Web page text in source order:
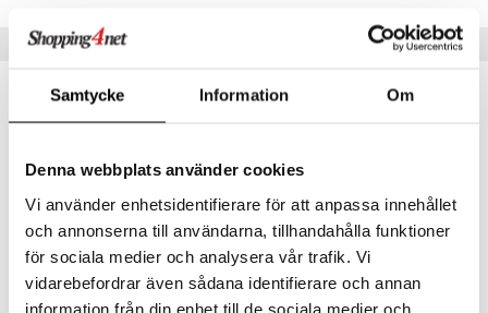
Samtycke Information Om
Denna webbplats använder cookies
Vi använder enhetsidentifierare för att anpassa innehållet
och annonserna till användarna, tillhandahålla funktioner
för sociala medier och analysera vår trafik. Vi
vidarebefordrar även sådana identifierare och annan
information från din enhet till de sociala medier och
-48%
och skydd
och rengöring